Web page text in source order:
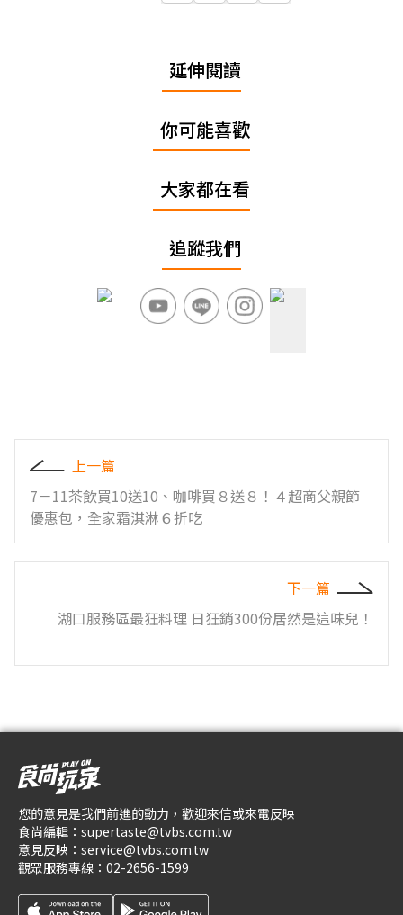
延伸閱讀
你可能喜歡
大家都在看
追蹤我們
上一篇
7－11茶飲買10送10、咖啡買８送８！４超商父親節
優惠包，全家霜淇淋６折吃
下一篇
湖口服務區最狂料理 日狂銷300份居然是這味兒！
您的意見是我們前進的動力，歡迎來信或來電反映
食尚編輯： supertaste@tvbs.com.tw
意見反映： service@tvbs.com.tw
觀眾服務專線： 02-2656-1599